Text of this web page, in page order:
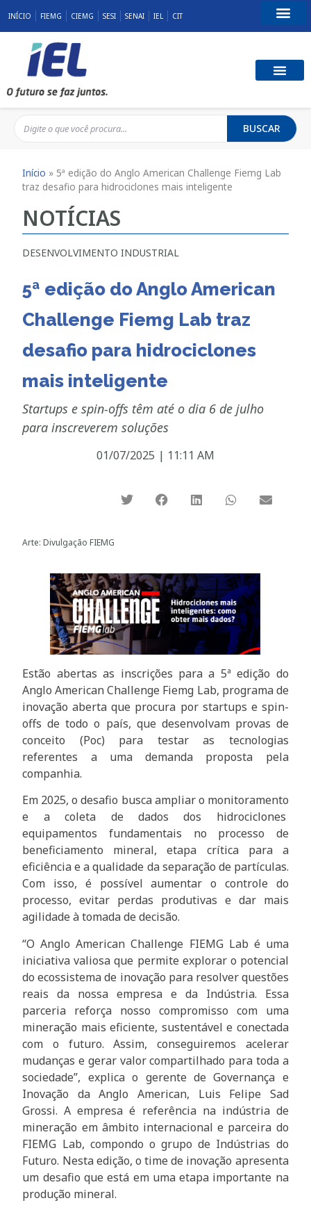
INÍCIO FIEMG CIEMG SESI SENAI IEL CIT
BUSCAR
Início » 5ª edição do Anglo American Challenge Fiemg Lab
traz desafio para hidrociclones mais inteligente
NOTÍCIAS
DESENVOLVIMENTO INDUSTRIAL
5ª edição do Anglo American
Challenge Fiemg Lab traz
desafio para hidrociclones
mais inteligente
Startups e spin-offs têm até o dia 6 de julho
para inscreverem soluções
01/07/2025 | 11:11 AM
Arte: Divulgação FIEMG
Estão abertas as inscrições para a 5ª edição do
Anglo American Challenge Fiemg Lab, programa de
inovação aberta que procura por startups e spin-
offs de todo o país, que desenvolvam provas de
conceito (Poc) para testar as tecnologias
referentes a uma demanda proposta pela
companhia.
Em 2025, o desafio busca ampliar o monitoramento
e a coleta de dados dos hidrociclones
equipamentos fundamentais no processo de
beneficiamento mineral, etapa crítica para a
eficiência e a qualidade da separação de partículas.
Com isso, é possível aumentar o controle do
processo, evitar perdas produtivas e dar mais
agilidade à tomada de decisão.
“O Anglo American Challenge FIEMG Lab é uma
iniciativa valiosa que permite explorar o potencial
do ecossistema de inovação para resolver questões
reais da nossa empresa e da Indústria. Essa
parceria reforça nosso compromisso com uma
mineração mais eficiente, sustentável e conectada
com o futuro. Assim, conseguiremos acelerar
mudanças e gerar valor compartilhado para toda a
sociedade”, explica o gerente de Governança e
Inovação da Anglo American, Luis Felipe Sad
Grossi. A empresa é referência na indústria de
mineração em âmbito internacional e parceira do
FIEMG Lab, compondo o grupo de Indústrias do
Futuro. Nesta edição, o time de inovação apresenta
um desafio que está em uma etapa importante na
produção mineral.